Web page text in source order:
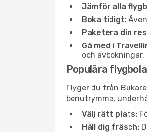
Jämför alla
Boka tidigt:
Paketera din
Gå med i
och avbokningar.
Populära
Flyger du från
benutrymme,
Välj rätt plats:
Håll dig fräsch: